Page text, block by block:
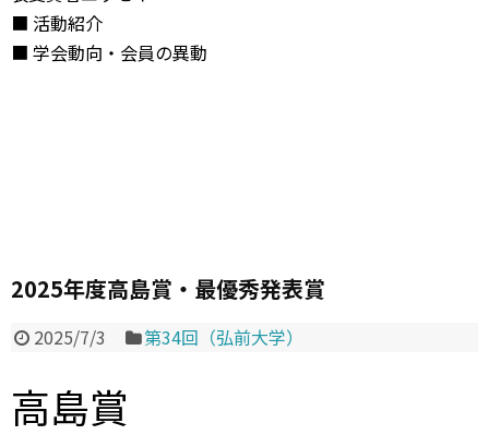
■ 活動紹介
■ 学会動向・会員の異動
2025年度高島賞・最優秀発表賞
2025/7/3 第34回（弘前大学）
高島賞